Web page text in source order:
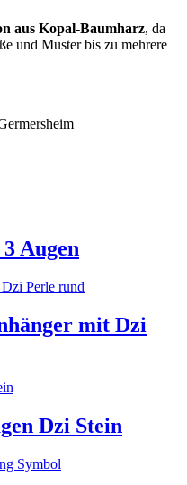
aus Kopal-Baumharz, da
und Muster bis zu mehrere
Augen
mit Dzi
Dzi Stein